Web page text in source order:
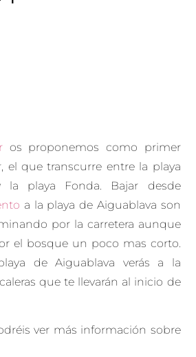
os proponemos como primer
el que transcurre entre la playa
la playa Fonda. Bajar desde
a la playa de Aiguablava son
por la carretera aunque
el bosque un poco mas corto.
de Aiguablava verás a la
que te llevarán al inicio de
ver más información sobre